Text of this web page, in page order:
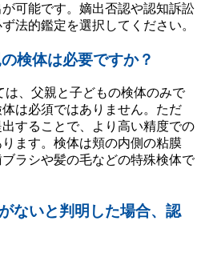
可能です。嫡出否認や認知訴訟
法的鑑定を選択してください。
検体は必要ですか？
、父親と子どもの検体のみで
は必須ではありません。ただ
することで、より高い精度での
ます。検体は頬の内側の粘膜
ブラシや髪の毛などの特殊検体で
ないと判明した場合、認